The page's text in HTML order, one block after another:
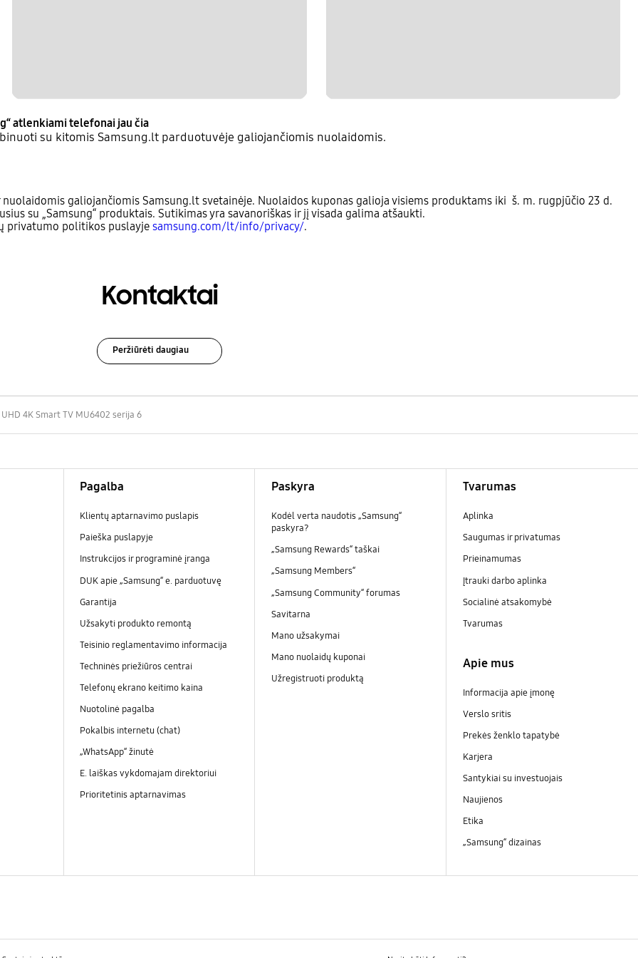
atlenkiami telefonai jau čia
su kitomis Samsung.lt parduotuvėje galiojančiomis nuolaidomis.
galiojančiomis Samsung.lt svetainėje. Nuolaidos kuponas galioja visiems produktams iki š. m. rugpjūčio 23 d.
su „Samsung“ produktais. Sutikimas yra savanoriškas ir jį visada galima atšaukti.
privatumo politikos puslayje samsung.com/lt/info/privacy/.
Kontaktai
Peržiūrėti daugiau
4K Smart TV MU6402 serija 6
Pagalba
Klientų aptarnavimo puslapis
Paieška puslapyje
Instrukcijos ir programinė įranga
DUK apie „Samsung“ e. parduotuvę
Garantija
Užsakyti produkto remontą
Teisinio reglamentavimo informacija
Techninės priežiūros centrai
Telefonų ekrano keitimo kaina
Nuotolinė pagalba
Pokalbis internetu (chat)
„WhatsApp“ žinutė
E. laiškas vykdomajam direktoriui
Prioritetinis aptarnavimas
Paskyra
Kodėl verta naudotis „Samsung“
paskyra?
„Samsung Rewards“ taškai
„Samsung Members“
„Samsung Community“ forumas
Savitarna
Mano užsakymai
Mano nuolaidų kuponai
Užregistruoti produktą
Tvarumas
Aplinka
Saugumas ir privatumas
Prieinamumas
Įtrauki darbo aplinka
Socialinė atsakomybė
Tvarumas
Apie mus
Informacija apie įmonę
Verslo sritis
Prekės ženklo tapatybė
Karjera
Santykiai su investuojais
Naujienos
Etika
„Samsung“ dizainas